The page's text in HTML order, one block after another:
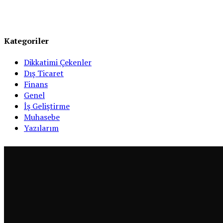
Kategoriler
Dikkatimi Çekenler
Dış Ticaret
Finans
Genel
İş Geliştirme
Muhasebe
Yazılarım